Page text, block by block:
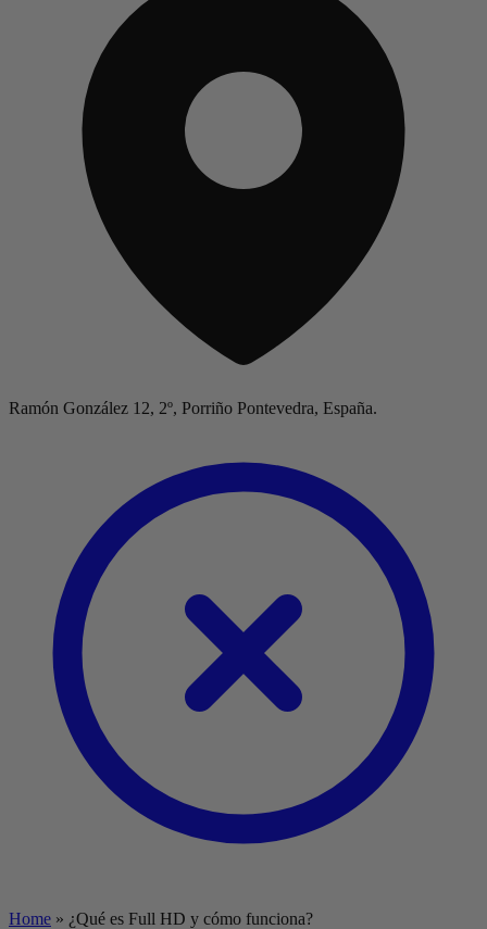
Ramón González 12, 2º, Porriño Pontevedra, España.
Home » ¿Qué es Full HD y cómo funciona?